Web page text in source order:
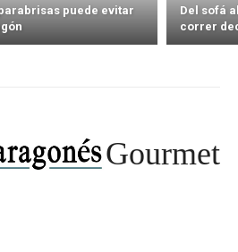
puede evitar
Del sofá
correr
Gourmet